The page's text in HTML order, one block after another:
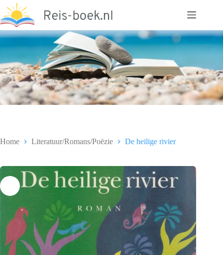
naar
de
inhoud
Home Literatuur/Romans/Poëzie De heilige rivier